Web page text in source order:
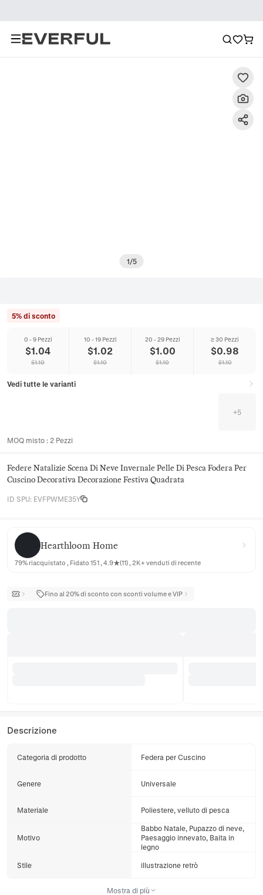
1/5
5% di sconto
0 - 9 Pezzi
$1.04
$1.10
10 - 19 Pezzi
$1.02
$1.10
20 - 29 Pezzi
$1.00
$1.10
≥ 30 Pezzi
$0.98
$1.10
Vedi tutte le varianti
+5
MOQ misto : 2 Pezzi
Federe Natalizie Scena Di Neve Invernale Pelle Di Pesca Fodera Per
Cuscino Decorativa Decorazione Festiva Quadrata
ID SPU: EVFPWME35Y
Hearthloom Home
Hearthloom Home
79% riacquistato , Fidato 151 , 4.9★(11) , 2K+ venduti di recente
Fino al 20% di sconto con sconti volume e VIP
Descrizione
Categoria di prodotto Federa per Cuscino
Genere Universale
Materiale Poliestere, velluto di pesca
Motivo
Babbo Natale, Pupazzo di neve,
Paesaggio innevato, Baita in
legno
Stile illustrazione retrò
Mostra di più